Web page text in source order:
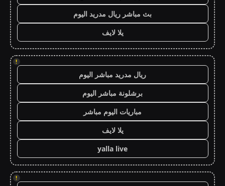
بث مباشر ريال مدريد اليوم
يلا لايف
!
ريال مدريد مباشر اليوم
برشلونة مباشر اليوم
مباريات اليوم مباشر
يلا لايف
yalla live
!